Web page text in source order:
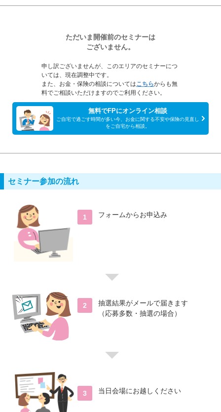
ただいま開催前のセミナーは
ございません。
申し訳ございませんが、このエリアのセミナーにつ
いては、現在調整中です。
また、お金・保険の相談についてはこちらからも無
料でご相談いただけますのでご利用ください。
無料でFPにオンライン相談
ご自宅で過ごす時間が多い今、お金に関する不安や保険の見直し
をご自宅から相談。
セミナー参加の流れ
1 フォームからお申込み
2
抽選結果がメールで届きます
（応募多数・抽選の場合）
3 当日会場にお越しください